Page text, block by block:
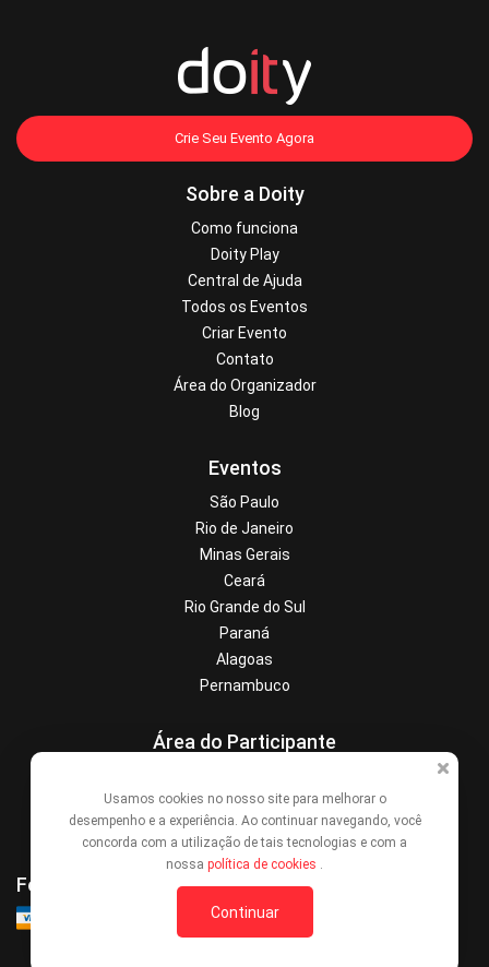
Crie Seu Evento Agora
Sobre a Doity
Como funciona
Doity Play
Central de Ajuda
Todos os Eventos
Criar Evento
Contato
Área do Organizador
Blog
Eventos
São Paulo
Rio de Janeiro
Minas Gerais
Ceará
Rio Grande do Sul
Paraná
Alagoas
Pernambuco
Área do Participante
Denunciar este evento
Contato
Formas de Pagamento
Usamos cookies no nosso site para melhorar o
desempenho e a experiência. Ao continuar navegando, você
concorda com a utilização de tais tecnologias e com a
nossa política de cookies .
Continuar